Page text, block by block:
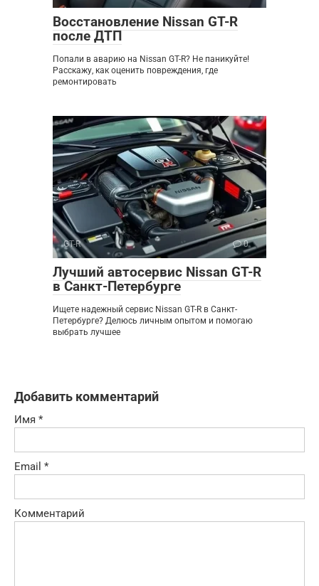
Восстановление Nissan GT-R
после ДТП
Попали в аварию на Nissan GT-R? Не паникуйте!
Расскажу, как оценить повреждения, где
ремонтировать
GT-R 0
Лучший автосервис Nissan GT-R
в Санкт-Петербурге
Ищете надежный сервис Nissan GT-R в Санкт-
Петербурге? Делюсь личным опытом и помогаю
выбрать лучшее
Добавить комментарий
Имя *
Email *
Комментарий